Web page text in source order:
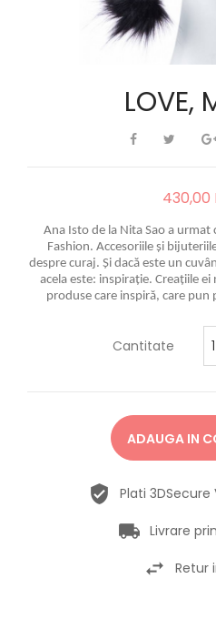
LOVE,
430,00
Ana Isto de la Nita Sao a urmat
Fashion. Accesoriile și
despre curaj. Și dacă este un
acela este: inspirație. Creațiile
produse care inspiră, care pun
Cantitate
ADAUGA IN
Plati
Livrare
Retur